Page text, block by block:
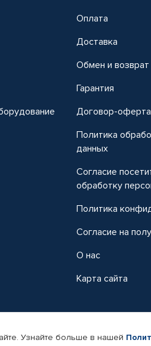
Оплата
Доставка
Обмен и возврат
Гарантия
Договор-оферта
Политика
данных
Согласие
обработку
Политика
Согласие на
О нас
Карта сайта
товаров Автопрофи.
Узнайте больше в нашей